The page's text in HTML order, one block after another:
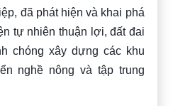
đã phát hiện và khai phá
tự nhiên thuận lợi, đất đai
chóng xây dựng các khu
nghề nông và tập trung